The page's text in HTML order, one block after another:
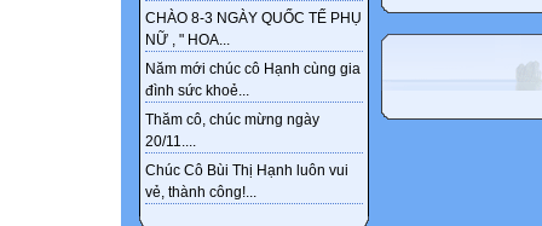
CHÀO 8-3 NGÀY QUỐC TẾ PHỤ
NỮ , " HOA...
Năm mới chúc cô Hạnh cùng gia
đình sức khoẻ...
Thăm cô, chúc mừng ngày
20/11....
Chúc Cô Bùi Thị Hạnh luôn vui
vẻ, thành công!...